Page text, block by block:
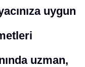
uygun
uzman,